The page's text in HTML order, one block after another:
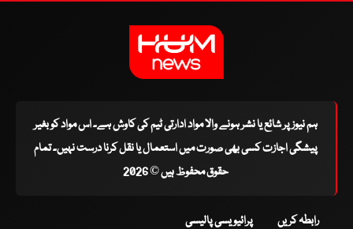
ہم نیوز پر شائع یا نشر ہونے والا مواد ادارتی ٹیم کی کاوش ہے۔ اس مواد کو بغیر
پیشگی اجازت کسی بھی صورت میں استعمال یا نقل کرنا درست نہیں۔ تمام
حقوق محفوظ ہیں © 2026
رابطہ کریں پرائیویسی پالیسی